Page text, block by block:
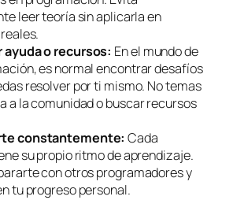
leer teoría sin aplicarla en
ayuda o recursos: En el mundo de
es normal encontrar desafíos
resolver por ti mismo. No temas
a la comunidad o buscar recursos
constantemente: Cada
su propio ritmo de aprendizaje.
con otros programadores y
tu progreso personal.